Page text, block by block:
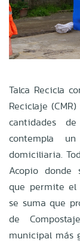
Talca Recicla
Reciclaje
cantidades
contempla
domiciliaria.
Acopio donde
que permite
se suma que
de
municipal más